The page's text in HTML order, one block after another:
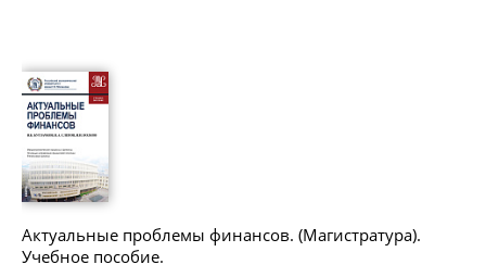
Актуальные проблемы финансов. (Магистратура).
Учебное пособие.